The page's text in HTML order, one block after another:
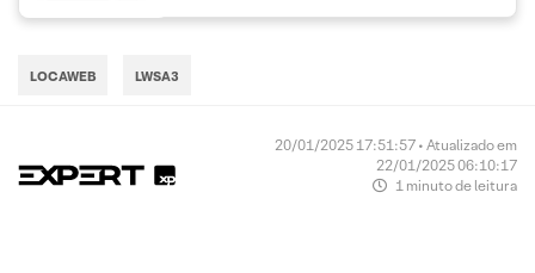
LOCAWEB LWSA3
20/01/2025 17:51:57 • Atualizado em
22/01/2025 06:10:17
1 minuto de leitura